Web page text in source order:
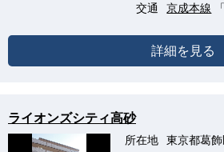
交通
京成本線
詳細を見る
ライオンズシティ高砂
所在地
東京都葛